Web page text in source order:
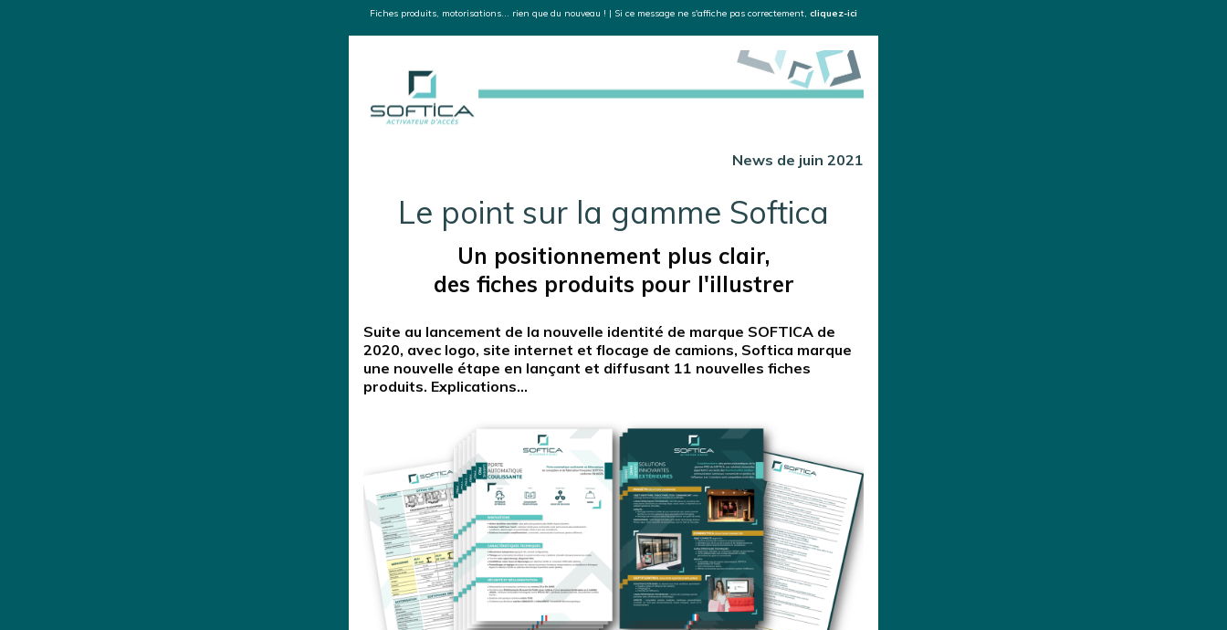
Fiches produits, motorisations... rien que du nouveau ! | Si ce message ne s'affiche pas correctement, cliquez-ici
News de juin 2021
Le point sur la gamme Softica
Un positionnement plus clair,
des fiches produits pour l'illustrer
Suite au lancement de la nouvelle identité de marque SOFTICA de
2020, avec logo, site internet et flocage de camions, Softica marque
une nouvelle étape en lançant et diffusant 11 nouvelles fiches
produits. Explications...